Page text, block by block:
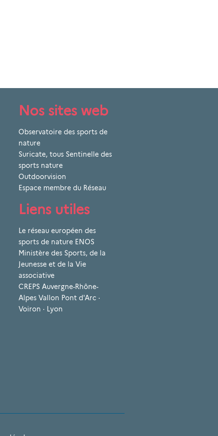
Nos sites web
Observatoire des sports de
nature
Suricate, tous Sentinelle des
sports nature
Outdoorvision
Espace membre du Réseau
Liens utiles
Le réseau européen des
sports de nature ENOS
Ministère des Sports, de la
Jeunesse et de la Vie
associative
CREPS Auvergne-Rhône-
Alpes Vallon Pont d'Arc ·
Voiron · Lyon